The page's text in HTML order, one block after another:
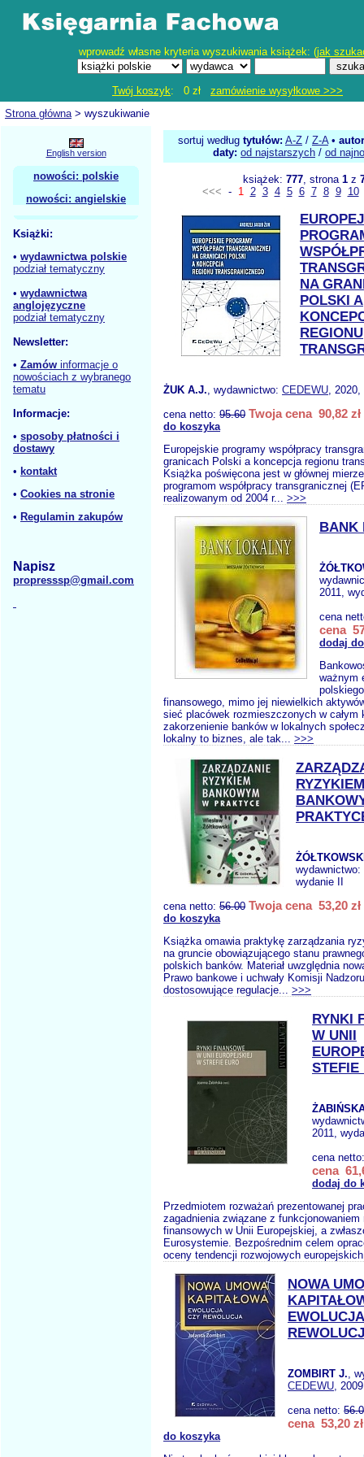
wprowadź własne kryteria wyszukiwania książek: (jak
Twój koszyk: 0 zł zamówienie wysyłkowe >>>
Strona główna> wyszukiwanie
English version
nowości: polskie
nowości: angielskie
Książki:
• wydawnictwa polskie
podział tematyczny
• wydawnictwa
anglojęzyczne
podział tematyczny
Newsletter:
• Zamów informacje o
nowościach z wybranego
tematu
Informacje:
• sposoby płatności i
dostawy
• kontakt
• Cookies na stronie
• Regulamin zakupów
Napisz
propresssp@gmail.com
sortuj według tytułów: A-Z / Z-A•
daty: od najstarszych / od
książek: 777, strona 1z
<<< - 1 2 3 4 5 6 7 8 9 10
NA
POLSKI A
REGIONU
ŻUK A.J., wydawnictwo: CEDEWU, 2020,
cena netto: 95.60 Twoja cena 90,82 zł
do koszyka
Europejskie programy współpracy
granicach Polski a koncepcja regionu
Książka poświęcona jest w głównej
programom współpracy transgranicznej
realizowanym od 2004 r... >>>
BANK
2011,
cena
cena
dodaj
ważnym
finansowego, mimo jej niewielkich
sieć placówek rozmieszczonych w całym
zakorzenienie banków w lokalnych
lokalny to biznes, ale tak... >>>
RYZYKIEM
wydawnictwo:
wydanie II
cena netto: 56.00 Twoja cena 53,20 zł
do koszyka
Książka omawia praktykę zarządzania
na gruncie obowiązującego stanu
polskich banków. Materiał uwzględnia
Prawo bankowe i uchwały Komisji
dostosowujące regulacje... >>>
RYNKI
W UNII
STEFIE
2011,
cena
cena
dodaj do
Przedmiotem rozważań prezentowanej
zagadnienia związane z funkcjonowaniem
finansowych w Unii Europejskiej, a
Eurosystemie. Bezpośrednim celem
oceny tendencji rozwojowych
NOWA
ZOMBIRT J.,
CEDEWU,
cena netto:
cena 53,20 zł
do koszyka